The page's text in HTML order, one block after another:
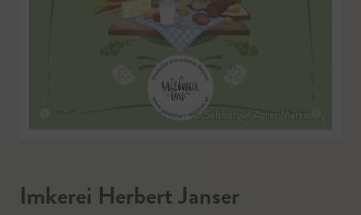
© Salzburger Agrar Marketing
Imkerei Herbert Janser